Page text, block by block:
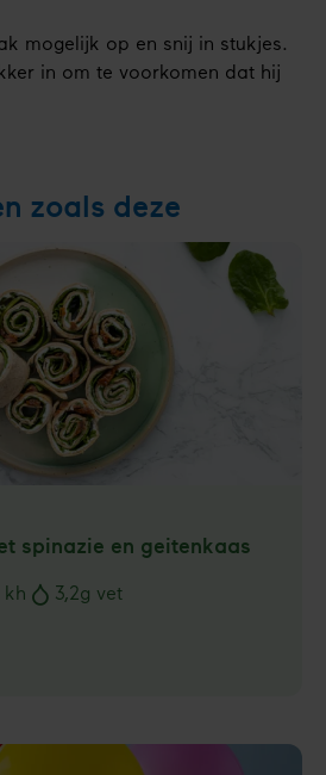
mogelijk op en snij in stukjes.
in om te voorkomen dat hij
zoals deze
spinazie en geitenkaas
kh 3,2g vet